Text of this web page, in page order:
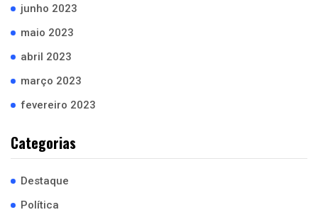
junho 2023
maio 2023
abril 2023
março 2023
fevereiro 2023
Categorias
Destaque
Política